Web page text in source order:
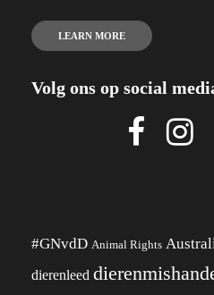
LEARN MORE
Volg ons op social
#GNvdD Animal Rights
dierenleed